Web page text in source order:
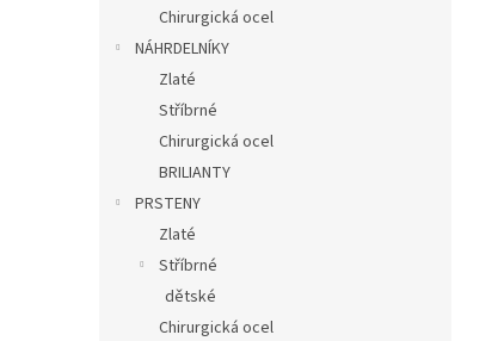
Chirurgická ocel
NÁHRDELNÍKY
Zlaté
Stříbrné
Chirurgická ocel
BRILIANTY
PRSTENY
Zlaté
Stříbrné
dětské
Chirurgická ocel